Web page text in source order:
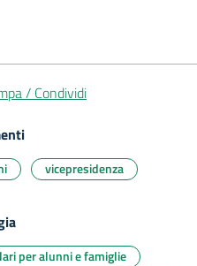
/ Condividi
vicepresidenza
per alunni e famiglie